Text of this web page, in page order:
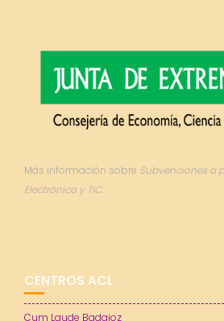
Más información sobre Subvenciones a
Electrónico y TIC.
CENTROS ACL
Cum Laude Badajoz